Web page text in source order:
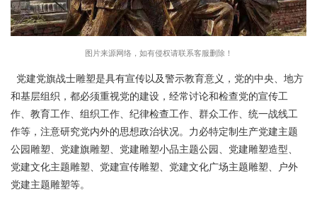
图片来源网络，如有侵权请联系客服删除！
党建党旗战士雕塑是具有宣传以及警示教育意义，党的中央、地方
和基层组织，都必须重视党的建设，经常讨论和检查党的宣传工
作、教育工作、组织工作、纪律检查工作、群众工作、统一战线工
作等，注意研究党内外的思想政治状况。力必特定制生产党建主题
公园雕塑、党建旗雕塑、党建雕塑小品主题公园、党建雕塑造型、
党建文化主题雕塑、党建宣传雕塑、党建文化广场主题雕塑、户外
党建主题雕塑等。